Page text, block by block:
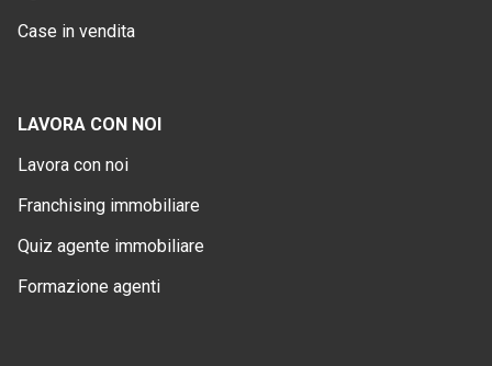
Case in vendita
LAVORA CON NOI
Lavora con noi
Franchising immobiliare
Quiz agente immobiliare
Formazione agenti